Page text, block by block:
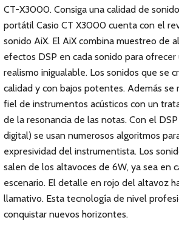
CT-X3000. Consiga una calidad de
portátil Casio CT X3000 cuenta con el
sonido AiX. El AiX combina muestreo de
efectos DSP en cada sonido para ofrecer
realismo inigualable. Los sonidos que se
calidad y con bajos potentes. Además se
fiel de instrumentos acústicos con un
de la resonancia de las notas. Con el
digital) se usan numerosos algoritmos
expresividad del instrumentista. Los
salen de los altavoces de 6W, ya sea en
escenario. El detalle en rojo del altavoz
llamativo. Esta tecnología de nivel
conquistar nuevos horizontes.